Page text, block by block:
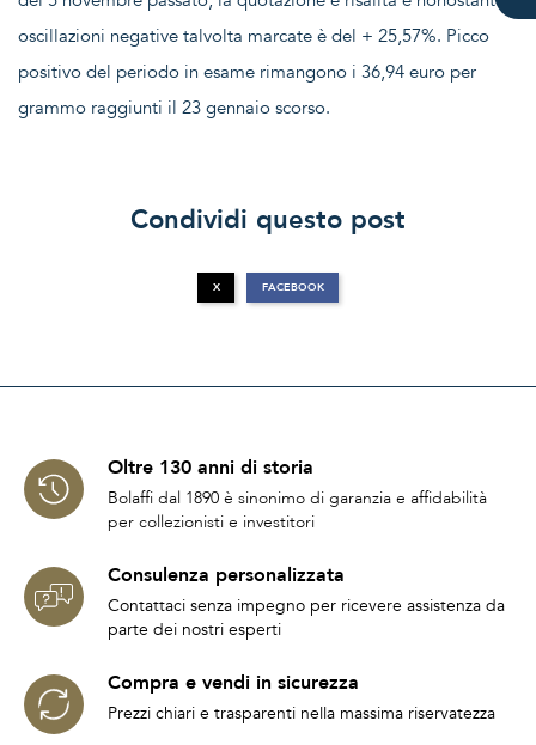
oscillazioni negative talvolta marcate è del + 25,57%. Picco
positivo del periodo in esame rimangono i 36,94 euro per
grammo raggiunti il 23 gennaio scorso.
Condividi questo post
X FACEBOOK
Oltre 130 anni di storia
Bolaffi dal 1890 è sinonimo di garanzia e affidabilità
per collezionisti e investitori
Consulenza personalizzata
Contattaci senza impegno per ricevere assistenza da
parte dei nostri esperti
Compra e vendi in sicurezza
Prezzi chiari e trasparenti nella massima riservatezza